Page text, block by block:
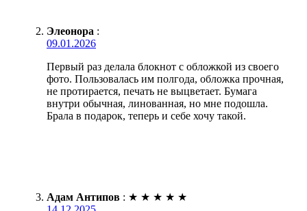
Элеонора :
09.01.2026
Первый раз делала блокнот с обложкой из своего
фото. Пользовалась им полгода, обложка прочная,
не протирается, печать не выцветает. Бумага
внутри обычная, линованная, но мне подошла.
Брала в подарок, теперь и себе хочу такой.
Адам Антипов : ★ ★ ★ ★ ★